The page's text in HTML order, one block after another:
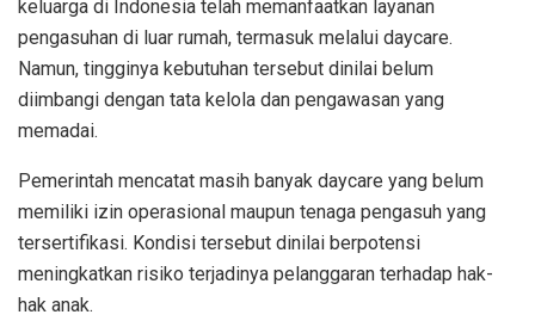
keluarga di Indonesia telah memanfaatkan layanan
pengasuhan di luar rumah, termasuk melalui daycare.
Namun, tingginya kebutuhan tersebut dinilai belum
diimbangi dengan tata kelola dan pengawasan yang
memadai.
Pemerintah mencatat masih banyak daycare yang belum
memiliki izin operasional maupun tenaga pengasuh yang
tersertifikasi. Kondisi tersebut dinilai berpotensi
meningkatkan risiko terjadinya pelanggaran terhadap hak-
hak anak.